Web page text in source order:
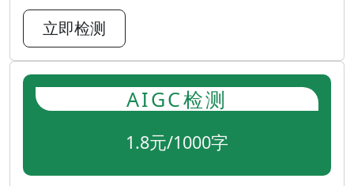
立即检测
AIGC检测
1.8元/1000字